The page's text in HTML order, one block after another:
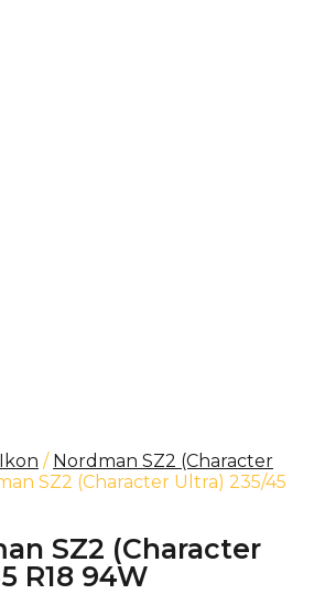
Ikon / Nordman SZ2 (Character
SZ2 (Character Ultra) 235/45
SZ2 (Character
R18 94W